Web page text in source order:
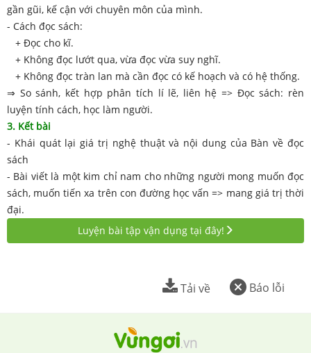
gần gũi, kế cận với chuyên môn của mình.
- Cách đọc sách:
+ Đọc cho kĩ.
+ Không đọc lướt qua, vừa đọc vừa suy nghĩ.
+ Không đọc tràn lan mà cần đọc có kế hoạch và có hệ thống.
⇒ So sánh, kết hợp phân tích lí lẽ, liên hệ => Đọc sách: rèn
luyện tính cách, học làm người.
3. Kết bài
- Khái quát lại giá trị nghệ thuật và nội dung của Bàn về đọc
sách
- Bài viết là một kim chỉ nam cho những người mong muốn đọc
sách, muốn tiến xa trên con đường học vấn => mang giá trị thời
đại.
Luyện bài tập vận dụng tại đây!
Báo lỗi
Tải về